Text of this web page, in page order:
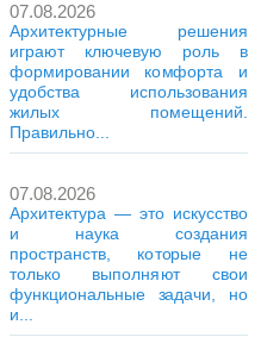
07.08.2026
Архитектурные решения
играют ключевую роль в
формировании комфорта и
удобства использования
жилых помещений.
Правильно...
07.08.2026
Архитектура — это искусство
и наука создания
пространств, которые не
только выполняют свои
функциональные задачи, но
и...